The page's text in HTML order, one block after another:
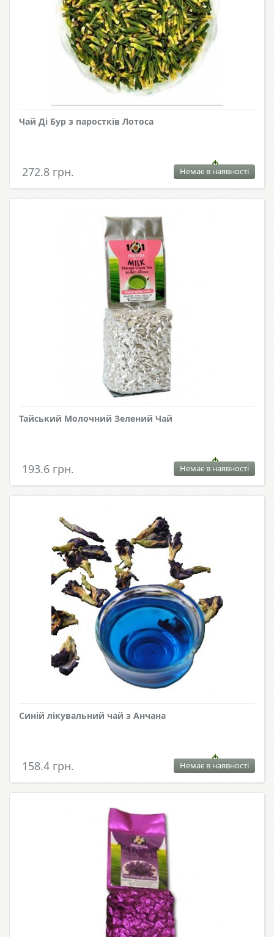
Чай Ді Бур з паростків Лотоса
272.8 грн. Немає в наявності
Тайський Молочний Зелений Чай
193.6 грн. Немає в наявності
Синій лікувальний чай з Анчана
158.4 грн. Немає в наявності